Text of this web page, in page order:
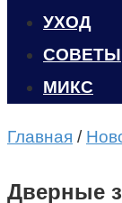
УХОД
CОВЕТЫ
МИКС
Главная /
Дверные